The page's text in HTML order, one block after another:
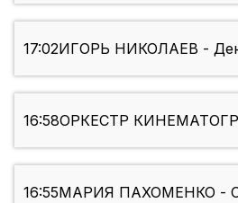
17:02ИГОРЬ НИКОЛАЕВ -
16:58ОРКЕСТР
16:55МАРИЯ ПАХОМЕНКО -